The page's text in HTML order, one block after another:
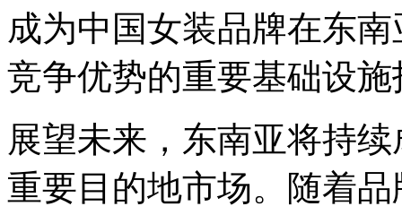
成为中国女装品牌在东
竞争优势的重要基础设施
展望未来，东南亚将持
重要目的地市场。随着